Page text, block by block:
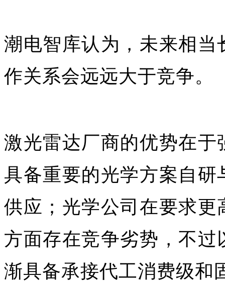
潮电智库认为，未来相
作关系会远远大于竞争。
激光雷达厂商的优势在
具备重要的光学方案自
供应；光学公司在要求
方面存在竞争劣势，不
渐具备承接代工消费级和